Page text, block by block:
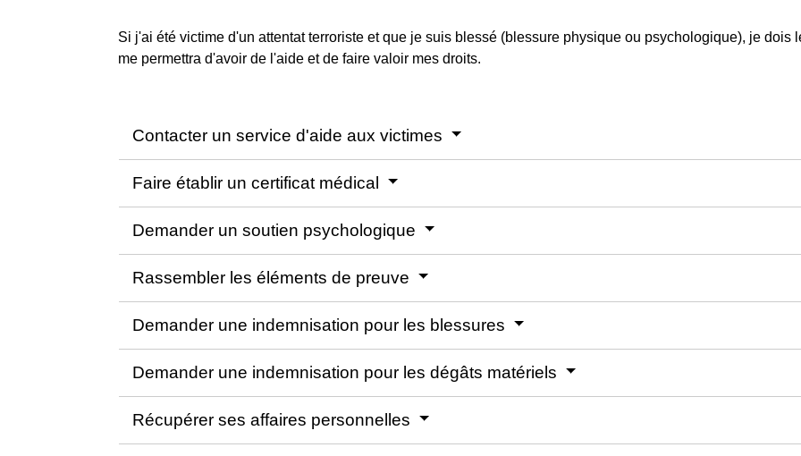
Si j'ai été victime d'un attentat terroriste et que je suis blessé (blessure physique ou psychologique), je
me permettra d'avoir de l'aide et de faire valoir mes droits.
Contacter un service d'aide aux victimes
Faire établir un certificat médical
Demander un soutien psychologique
Rassembler les éléments de preuve
Demander une indemnisation pour les blessures
Demander une indemnisation pour les dégâts matériels
Récupérer ses affaires personnelles